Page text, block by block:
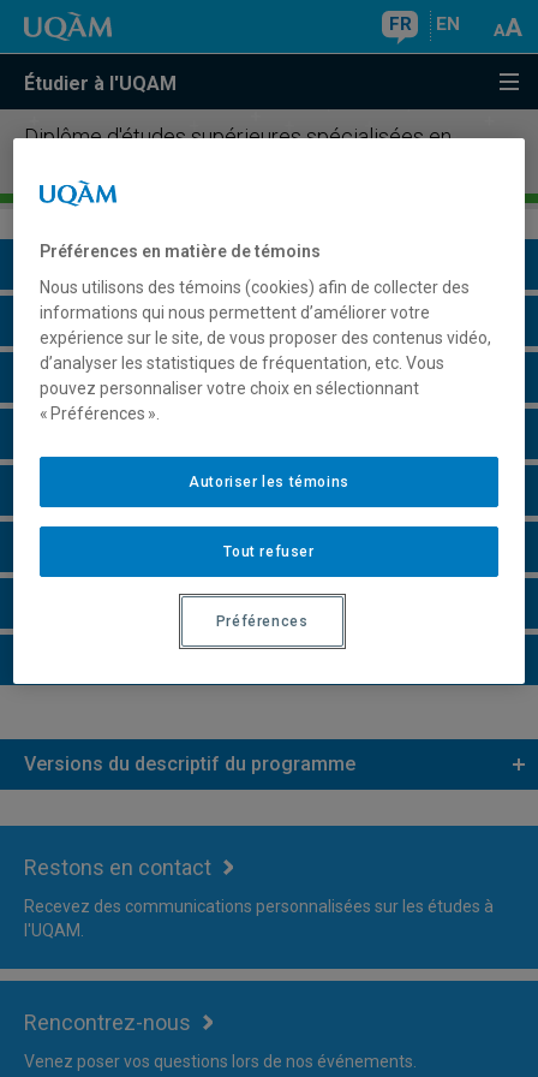
FR EN
Étudier à l'UQAM
Diplôme d'études supérieures spécialisées en
Présentation du programme
Conditions d'admission
Cours à suivre et horaires
Remarques et règlements
Faire une demande d'admission
Versions du descriptif du programme
Restons en contact
Recevez des communications personnalisées sur les études à
l'UQAM.
Rencontrez-nous
Venez poser vos questions lors de nos événements.
Préférences en matière de témoins
Nous utilisons des témoins (cookies) afin de collecter des
informations qui nous permettent d’améliorer votre
expérience sur le site, de vous proposer des contenus vidéo,
d’analyser les statistiques de fréquentation, etc. Vous
pouvez personnaliser votre choix en sélectionnant
« Préférences ».
Tout refuser
Autoriser les témoins
Préférences